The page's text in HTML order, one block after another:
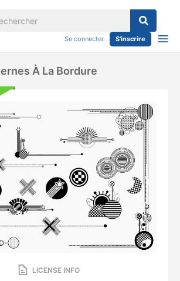
Se connecter S'inscrire
À La Bordure
LICENSE INFO